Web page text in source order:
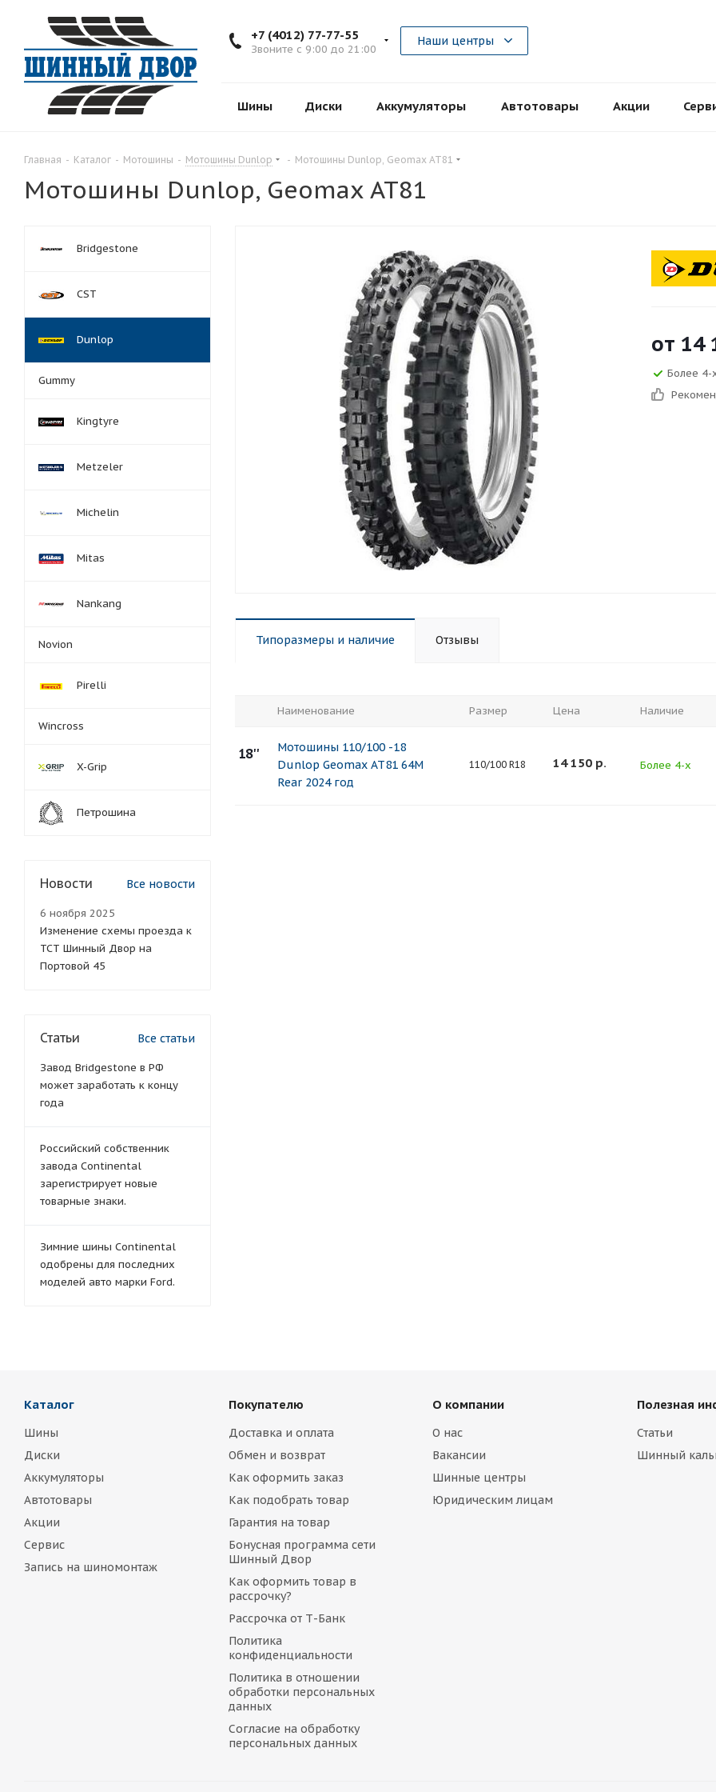
+7 (4012) 77-77-55
Звоните с 9:00 до 21:00
Наши центры
Шины Диски Аккумуляторы Автотовары Акции
Главная - Каталог - Мотошины - Мотошины Dunlop - Мотошины Dunlop, Geomax AT81
Мотошины Dunlop, Geomax AT81
от 14
Более 4-
Типоразмеры и наличие Отзывы
Наименование Размер Цена Наличие
18''
Мотошины 110/100 -18
Dunlop Geomax AT81 64M
Rear 2024 год
110/100 R18 14 150 р. Более 4-х
Bridgestone
CST
Dunlop
Gummy
Kingtyre
Metzeler
Michelin
Mitas
Nankang
Novion
Pirelli
Wincross
X-Grip
Петрошина
Новости Все новости
6 ноября 2025
Изменение схемы проезда к
ТСТ Шинный Двор на
Портовой 45
Статьи Все статьи
Завод Bridgestone в РФ
может заработать к концу
года
Российский собственник
завода Continental
зарегистрирует новые
товарные знаки.
Зимние шины Continental
одобрены для последних
моделей авто марки Ford.
Каталог
Шины
Диски
Аккумуляторы
Автотовары
Акции
Сервис
Запись на шиномонтаж
Покупателю
Доставка и оплата
Обмен и возврат
Как оформить заказ
Как подобрать товар
Гарантия на товар
Бонусная программа сети
Шинный Двор
Как оформить товар в
рассрочку?
Рассрочка от Т-Банк
Политика
конфиденциальности
Политика в отношении
обработки персональных
данных
Согласие на обработку
персональных данных
О компании
О нас
Вакансии
Шинные центры
Юридическим лицам
Полезная
Статьи
Шинный